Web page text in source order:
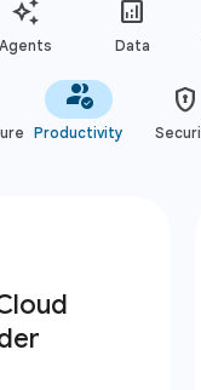
Agents Data
Productivity